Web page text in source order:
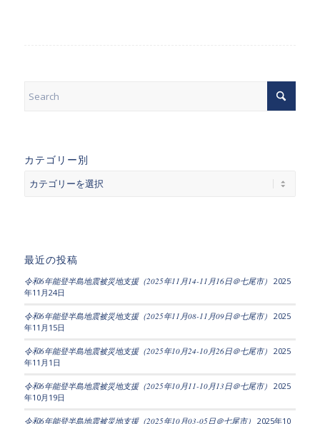
カテゴリー別
最近の投稿
令和6年能登半島地震被災地支援（2025年11月14-11月16日＠七尾市） 2025
年11月24日
令和6年能登半島地震被災地支援（2025年11月08-11月09日＠七尾市） 2025
年11月15日
令和6年能登半島地震被災地支援（2025年10月24-10月26日＠七尾市） 2025
年11月1日
令和6年能登半島地震被災地支援（2025年10月11-10月13日＠七尾市） 2025
年10月19日
令和6年能登半島地震被災地支援（2025年10月03-05日＠七尾市） 2025年10